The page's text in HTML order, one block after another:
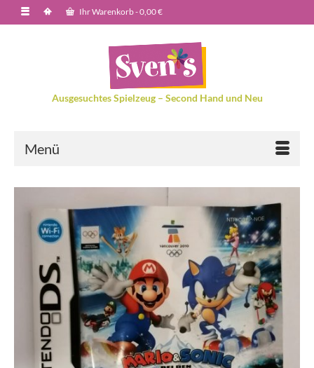
Ihr Warenkorb-0,00€
Ausgesuchtes Spielzeug – Second Hand und Neu
Menü